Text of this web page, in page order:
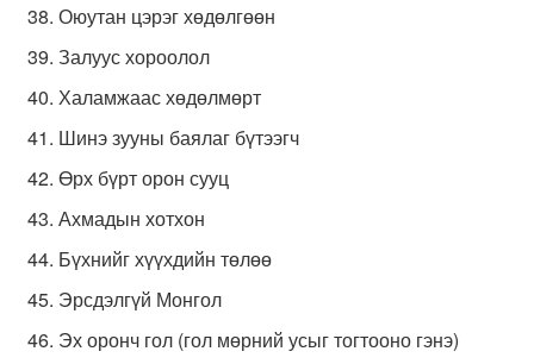
Оюутан цэрэг хөдөлгөөн
Залуус хороолол
Халамжаас хөдөлмөрт
Шинэ зууны баялаг бүтээгч
Өрх бүрт орон сууц
Ахмадын хотхон
Бүхнийг хүүхдийн төлөө
Эрсдэлгүй Монгол
Эх оронч гол (гол мөрний усыг тогтооно гэнэ)